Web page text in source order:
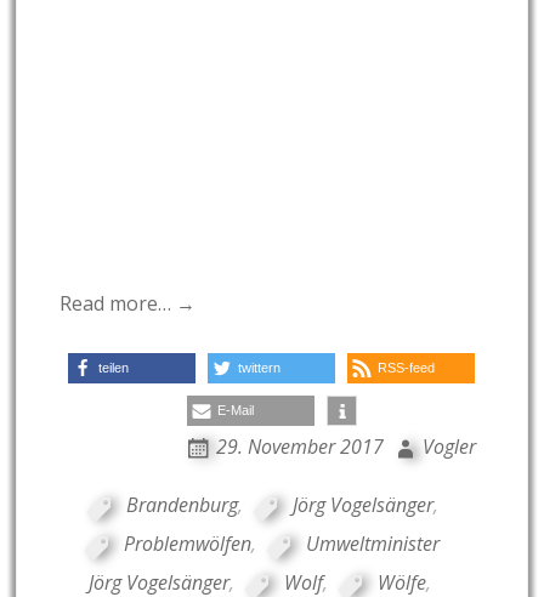
Read more… →
teilen twittern RSS-feed
E-Mail
29. November 2017 Vogler
Brandenburg, Jörg Vogelsänger,
Problemwölfen,
Umweltminister
Jörg Vogelsänger, Wolf, Wölfe,